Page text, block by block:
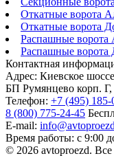
Откатные ворота
Откатные ворота
Распашные ворота
Распашные ворота
Контактная
Адрес: Киевское
БП Румянцево корп. Г,
Телефон: +7 (495) 185-
8 (800) 775-24-45
E-mail:
Время работы: с 9:00
© 2026 avtoproezd.